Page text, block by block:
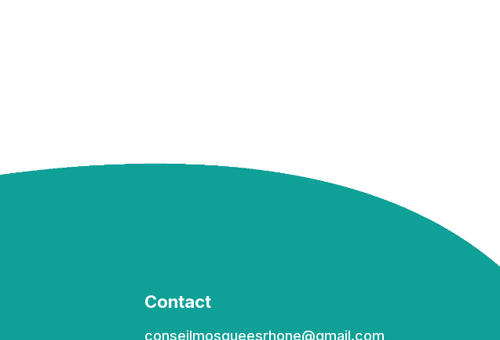
Contact
conseilmosqueesrhone@gmail.com